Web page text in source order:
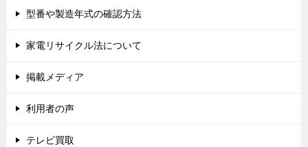
型番や製造年式の確認方法
家電リサイクル法について
掲載メディア
利用者の声
テレビ買取